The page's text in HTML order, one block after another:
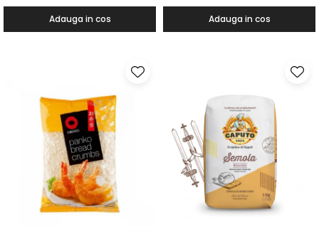
Adauga in cos Adauga in cos